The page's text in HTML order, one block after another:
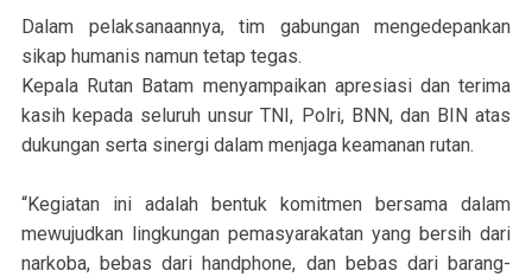
Dalam pelaksanaannya, tim gabungan mengedepankan
sikap humanis namun tetap tegas.
Kepala Rutan Batam menyampaikan apresiasi dan terima
kasih kepada seluruh unsur TNI, Polri, BNN, dan BIN atas
dukungan serta sinergi dalam menjaga keamanan rutan.
“Kegiatan ini adalah bentuk komitmen bersama dalam
mewujudkan lingkungan pemasyarakatan yang bersih dari
narkoba, bebas dari handphone, dan bebas dari barang-